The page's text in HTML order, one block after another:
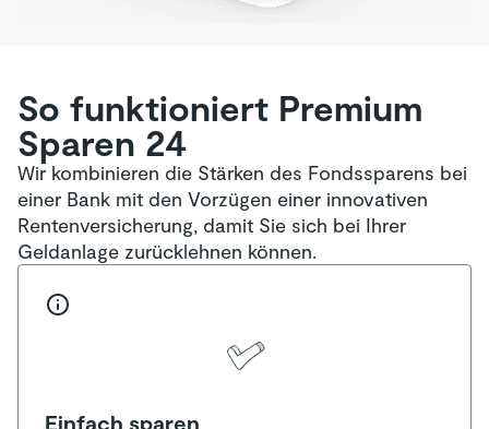
So funktioniert Premium
Sparen 24
Wir kombinieren die Stärken des Fondssparens bei
einer Bank mit den Vorzügen einer innovativen
Rentenversicherung, damit Sie sich bei Ihrer
Geldanlage zurücklehnen können.
Einfach sparen